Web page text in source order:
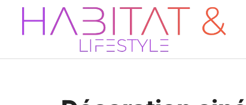
Aller